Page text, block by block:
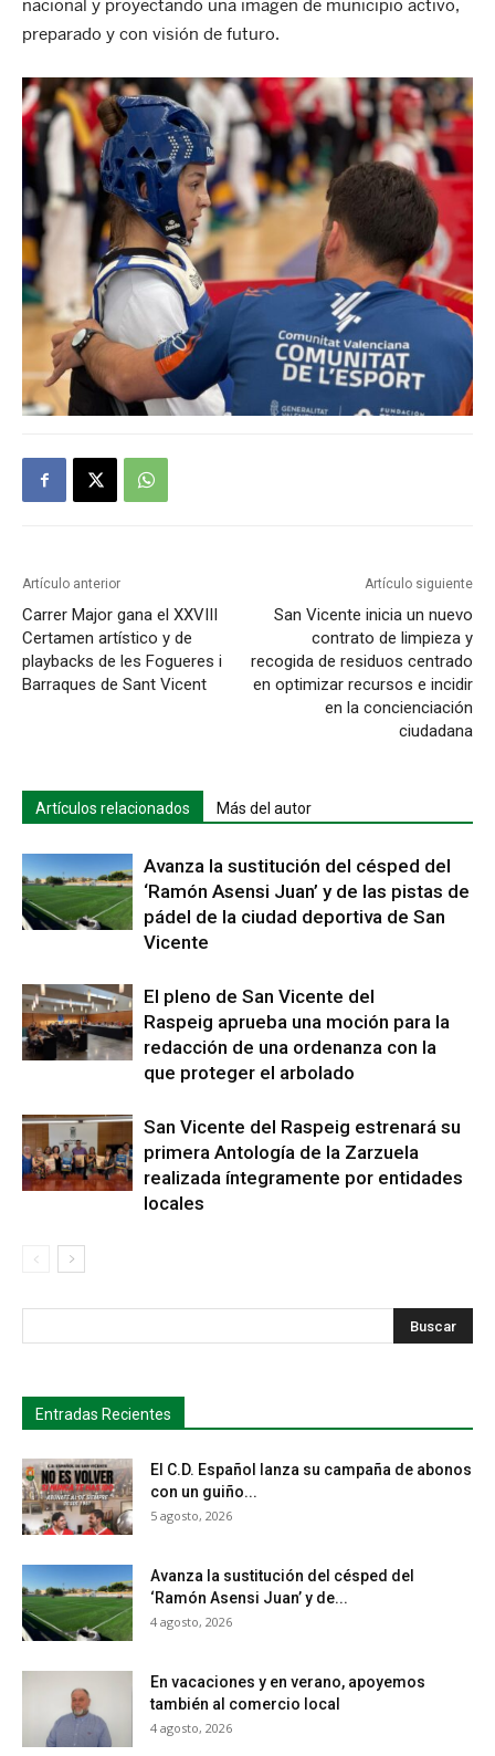
nacional y proyectando una imagen de municipio activo,
preparado y con visión de futuro.
Artículo anterior
Carrer Major gana el XXVIII
Certamen artístico y de
playbacks de les Fogueres i
Barraques de Sant Vicent
Artículo siguiente
San Vicente inicia un nuevo
contrato de limpieza y
recogida de residuos centrado
en optimizar recursos e incidir
en la concienciación
ciudadana
Artículos relacionados Más del autor
Avanza la sustitución del césped del
‘Ramón Asensi Juan’ y de las pistas de
pádel de la ciudad deportiva de San
Vicente
El pleno de San Vicente del
Raspeig aprueba una moción para la
redacción de una ordenanza con la
que proteger el arbolado
San Vicente del Raspeig estrenará su
primera Antología de la Zarzuela
realizada íntegramente por entidades
locales
Entradas Recientes
El C.D. Español lanza su campaña de abonos
con un guiño...
5 agosto, 2026
Avanza la sustitución del césped del
‘Ramón Asensi Juan’ y de...
4 agosto, 2026
En vacaciones y en verano, apoyemos
también al comercio local
4 agosto, 2026